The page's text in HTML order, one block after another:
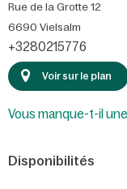
Rue de la Grotte 12
6690 Vielsalm
+3280215776
Voir sur le plan
Vous manque-t-il
Disponibilités